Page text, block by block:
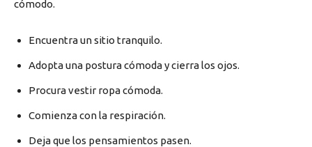
cómodo.
Encuentra un sitio tranquilo.
Adopta una postura cómoda y cierra los ojos.
Procura vestir ropa cómoda.
Comienza con la respiración.
Deja que los pensamientos pasen.